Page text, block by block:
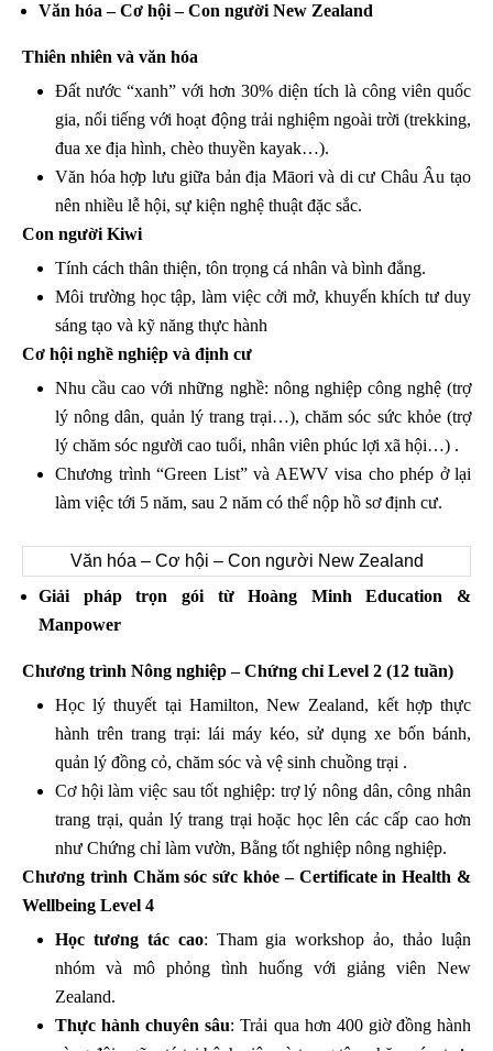
Văn hóa – Cơ hội – Con người New Zealand
Thiên nhiên và văn hóa
Đất nước “xanh” với hơn 30% diện tích là công viên quốc
gia, nổi tiếng với hoạt động trải nghiệm ngoài trời (trekking,
đua xe địa hình, chèo thuyền kayak…).
Văn hóa hợp lưu giữa bản địa Māori và di cư Châu Âu tạo
nên nhiều lễ hội, sự kiện nghệ thuật đặc sắc.
Con người Kiwi
Tính cách thân thiện, tôn trọng cá nhân và bình đẳng.
Môi trường học tập, làm việc cởi mở, khuyến khích tư duy
sáng tạo và kỹ năng thực hành
Cơ hội nghề nghiệp và định cư
Nhu cầu cao với những nghề: nông nghiệp công nghệ (trợ
lý nông dân, quản lý trang trại…), chăm sóc sức khỏe (trợ
lý chăm sóc người cao tuổi, nhân viên phúc lợi xã hội…) .
Chương trình “Green List” và AEWV visa cho phép ở lại
làm việc tới 5 năm, sau 2 năm có thể nộp hồ sơ định cư.
Văn hóa – Cơ hội – Con người New Zealand
Giải pháp trọn gói từ Hoàng Minh Education &
Manpower
Chương trình Nông nghiệp – Chứng chỉ Level 2 (12 tuần)
Học lý thuyết tại Hamilton, New Zealand, kết hợp thực
hành trên trang trại: lái máy kéo, sử dụng xe bốn bánh,
quản lý đồng cỏ, chăm sóc và vệ sinh chuồng trại .
Cơ hội làm việc sau tốt nghiệp: trợ lý nông dân, công nhân
trang trại, quản lý trang trại hoặc học lên các cấp cao hơn
như Chứng chỉ làm vườn, Bằng tốt nghiệp nông nghiệp.
Chương trình Chăm sóc sức khỏe – Certificate in Health &
Wellbeing Level 4
Học tương tác cao: Tham gia workshop ảo, thảo luận
nhóm và mô phỏng tình huống với giảng viên New
Zealand.
Thực hành chuyên sâu: Trải qua hơn 400 giờ đồng hành